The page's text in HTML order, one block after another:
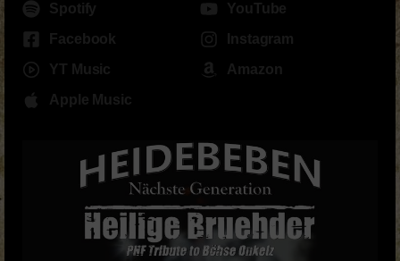
Spotify
YouTube
Facebook
Instagram
YT Music
Amazon
Apple Music